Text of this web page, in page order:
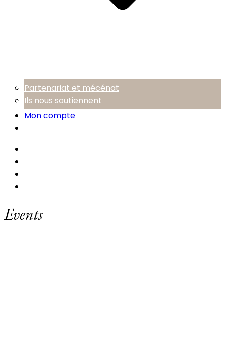
Partenariat et mécénat
Ils nous soutiennent
Mon compte
Events